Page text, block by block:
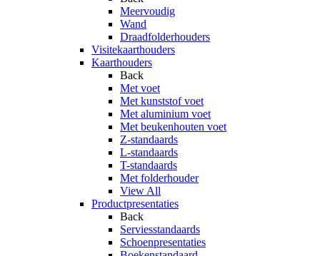
Meervoudig
Wand
Draadfolderhouders
Visitekaarthouders
Kaarthouders
Back
Met voet
Met kunststof voet
Met aluminium voet
Met beukenhouten voet
Z-standaards
L-standaards
T-standaards
Met folderhouder
View All
Productpresentaties
Back
Serviesstandaards
Schoenpresentaties